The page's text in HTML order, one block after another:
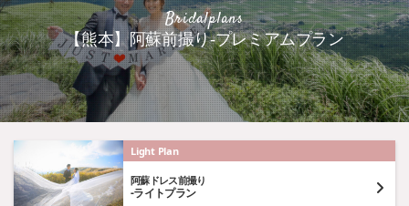
Bridalplans
【熊本】阿蘇前撮り-プレミアムプラン
Light Plan
阿蘇ドレス前撮り
-ライトプラン